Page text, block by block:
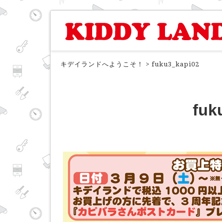
キデイランドへようこそ！ > fuku3_kapi02